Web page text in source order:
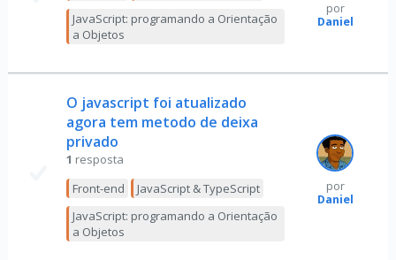
JavaScript: programando a Orientação
a Objetos
por
Daniel
O javascript foi atualizado
agora tem metodo de deixa
privado
1 resposta
Front-end
JavaScript & TypeScript
JavaScript: programando a Orientação
a Objetos
por
Daniel